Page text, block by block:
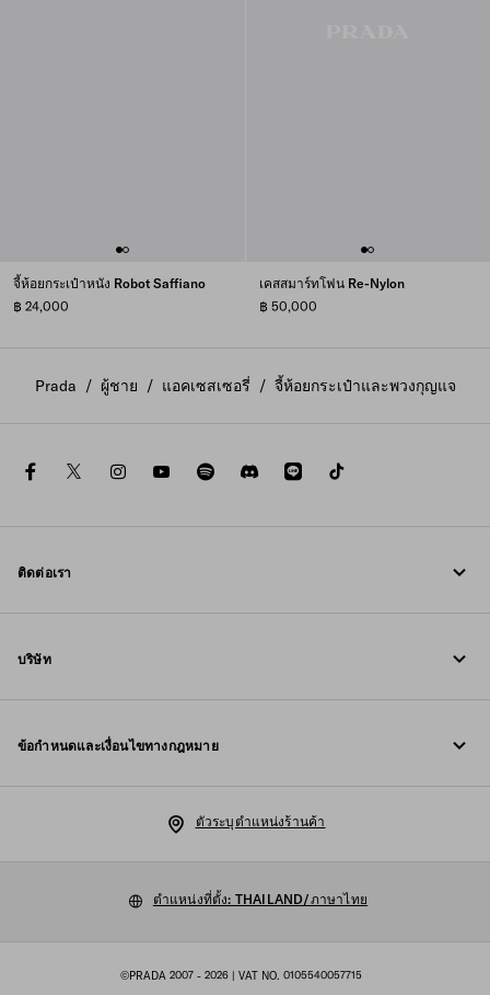
จี้ห้อยกระเป๋าหนัง Robot Saffiano
฿ 24,000
เคสสมาร์ทโฟน Re-Nylon
฿ 50,000
Prada / ผู้ชาย / แอคเซสเซอรี่ / จี้ห้อยกระเป๋าและพวงกุญแจ
facebooktwitterinstagramyoutubespotifydiscord
line
ติดต่อเรา
บริษัท
ข้อกำหนดและเงื่อนไขทางกฎหมาย
การตั้งค่าคุกกี้
©PRADA 2007 - 2026 | VAT NO. 0105540057715
ตัวระบุตำแหน่งร้านค้า
ตำแหน่งที่ตั้ง: THAILAND/ภาษาไทย